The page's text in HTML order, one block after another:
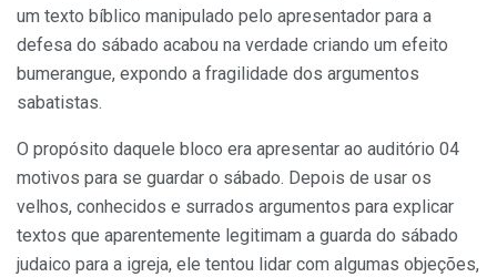
um texto bíblico manipulado pelo apresentador para a
defesa do sábado acabou na verdade criando um efeito
bumerangue, expondo a fragilidade dos argumentos
sabatistas.
O propósito daquele bloco era apresentar ao auditório 04
motivos para se guardar o sábado. Depois de usar os
velhos, conhecidos e surrados argumentos para explicar
textos que aparentemente legitimam a guarda do sábado
judaico para a igreja, ele tentou lidar com algumas objeções,